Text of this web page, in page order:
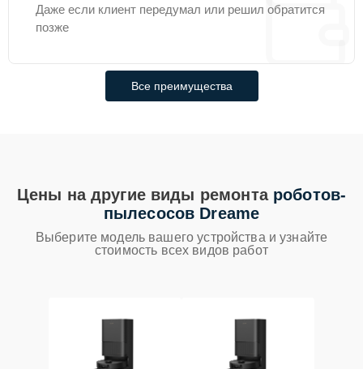
Даже если клиент передумал или решил обратится
позже
Все преимущества
Цены на другие виды ремонта роботов-
пылесосов Dreame
Выберите модель вашего устройства и узнайте
стоимость всех видов работ